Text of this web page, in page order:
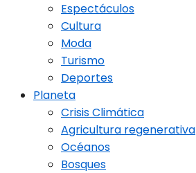
Espectáculos
Cultura
Moda
Turismo
Deportes
Planeta
Crisis Climática
Agricultura regenerativa
Océanos
Bosques